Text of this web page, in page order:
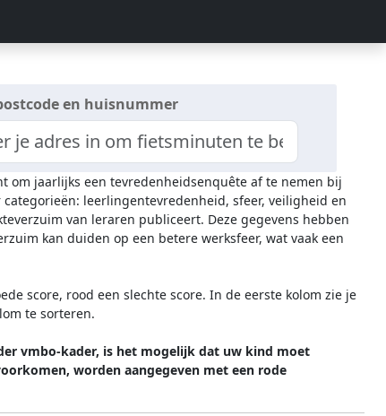
en huisnummer
om jaarlijks een tevredenheidsenquête af te nemen bij
leerlingentevredenheid, sfeer, veiligheid en
van leraren publiceert. Deze gegevens hebben
kan duiden op een betere werksfeer, wat vaak een
score, rood een slechte score. In de eerste kolom zie je
te sorteren.
vmbo-kader, is het mogelijk dat uw kind moet
worden aangegeven met een rode